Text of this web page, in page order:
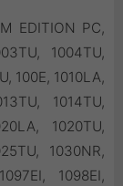
EDITION PC,
1004TU,
100E, 1010LA,
1014TU,
1020TU,
1030NR,
1098EI,